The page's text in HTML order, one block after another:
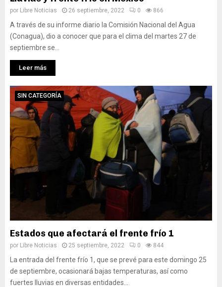
por Libre Noticias 26 septiembre, 2022 0 866
A través de su informe diario la Comisión Nacional del Agua
(Conagua), dio a conocer que para el clima del martes 27 de
septiembre se...
Leer más
SIN CATEGORÍA
Estados que afectará el frente frío 1
por Libre Noticias 25 septiembre, 2022 0 844
La entrada del frente frío 1, que se prevé para este domingo 25
de septiembre, ocasionará bajas temperaturas, así como
fuertes lluvias en diversas entidades...